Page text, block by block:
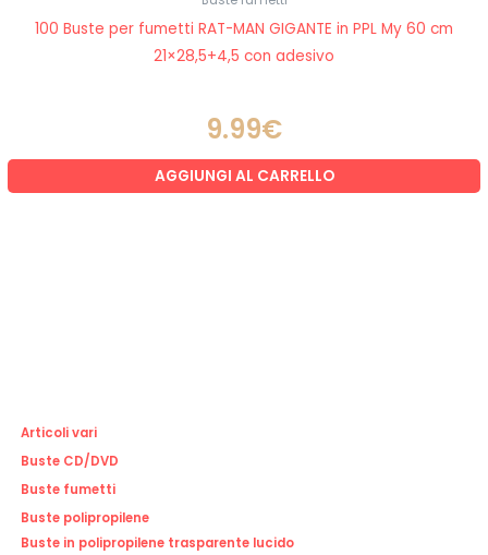
100 Buste per fumetti RAT-MAN GIGANTE in PPL My 60 cm
21×28,5+4,5 con adesivo
9.99€
AGGIUNGI AL CARRELLO
Articoli vari
Buste CD/DVD
Buste fumetti
Buste polipropilene
Buste in polipropilene trasparente lucido